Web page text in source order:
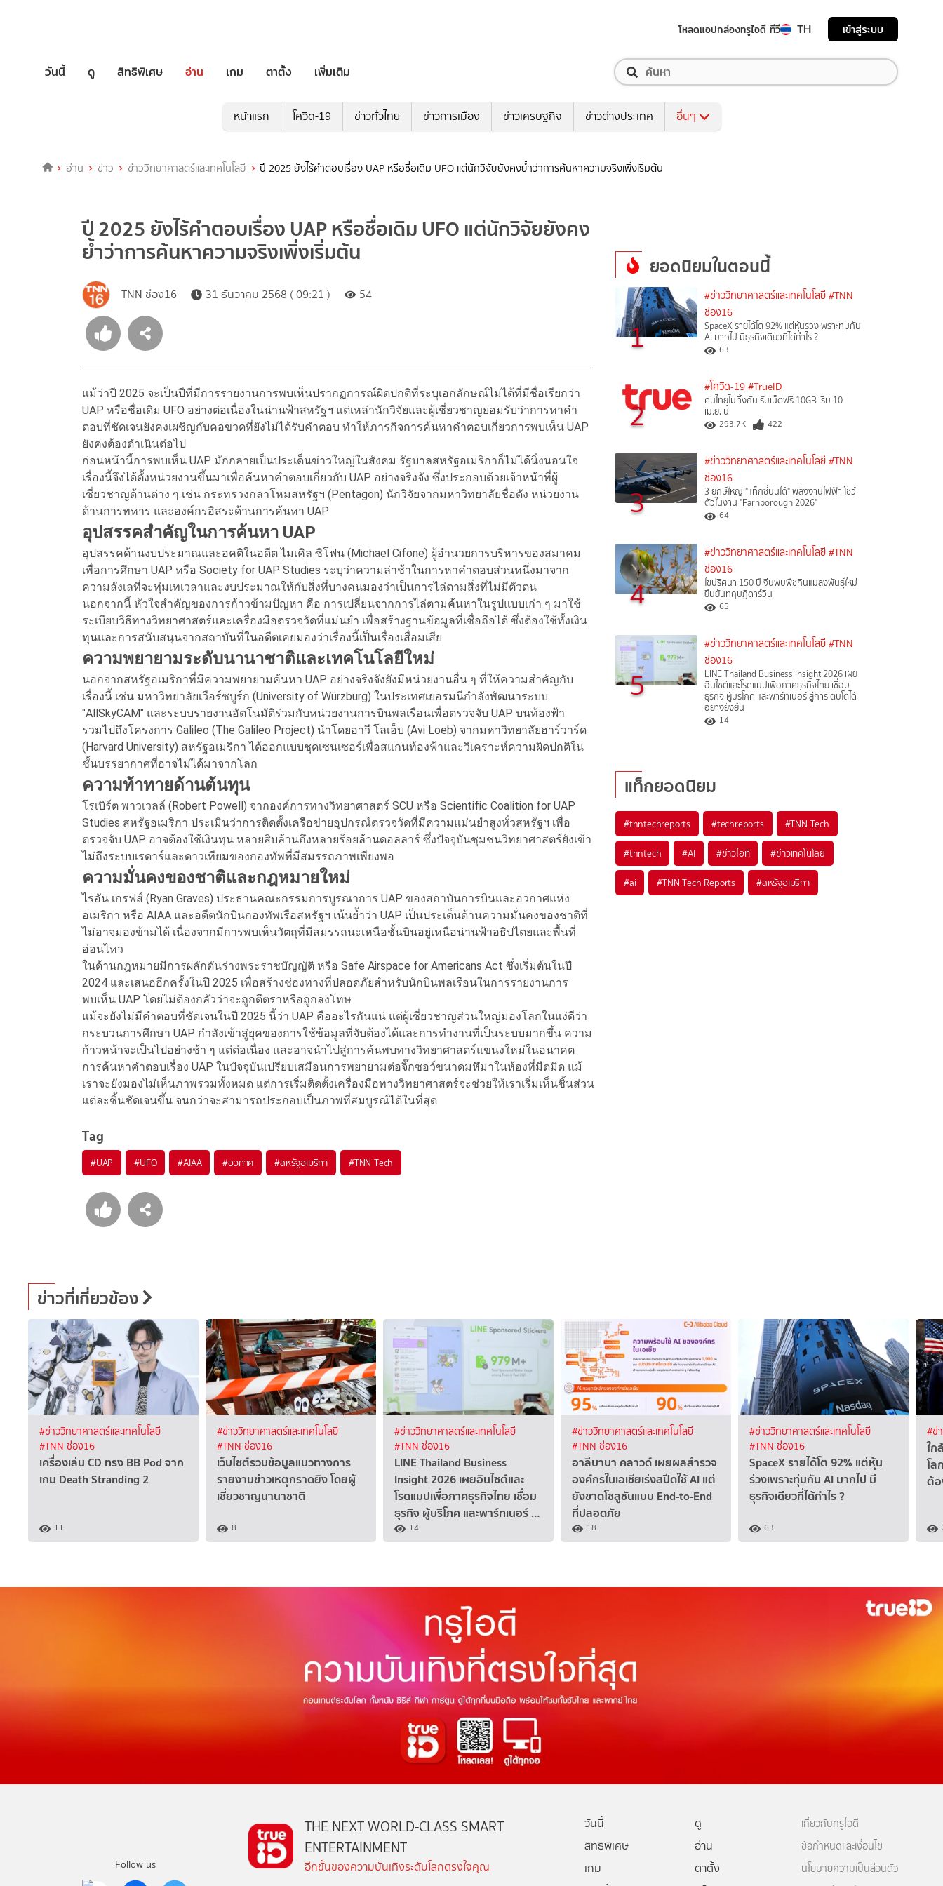
โหลดแอปกล่องทรูไอดี ทีวี TH เข้าสู่ระบบ
วันนี้ ดู สิทธิพิเศษ อ่าน เกม ตาตั้ง เพิ่มเติม
หน้าแรก โควิด-19 ข่าวทั่วไทย ข่าวการเมือง ข่าวเศรษฐกิจ ข่าวต่างประเทศ อื่นๆ
อ่าน ข่าว ข่าววิทยาศาสตร์และเทคโนโลยี ปี 2025 ยังไร้คำตอบเรื่อง UAP หรือชื่อเดิม UFO แต่นักวิจัยยังคงย้ำว่าการค้นหาความจริงเพิ่งเริ่มต้น
ปี 2025 ยังไร้คำตอบเรื่อง UAP หรือชื่อเดิม UFO แต่นักวิจัยยังคง
ย้ำว่าการค้นหาความจริงเพิ่งเริ่มต้น
TNN ช่อง16 31 ธันวาคม 2568 ( 09:21 ) 54
แม้ว่าปี 2025 จะเป็นปีที่มีการรายงานการพบเห็นปรากฏการณ์ผิดปกติที่ระบุเอกลักษณ์ไม่ได้ที่มีชื่อเรียกว่า
UAP หรือชื่อเดิม UFO อย่างต่อเนื่องในน่านฟ้าสหรัฐฯ แต่เหล่านักวิจัยและผู้เชี่ยวชาญยอมรับว่าการหาคำ
ตอบที่ชัดเจนยังคงเผชิญกับคอขวดที่ยังไม่ได้รับคำตอบ ทำให้ภารกิจการค้นหาคำตอบเกี่ยวการพบเห็น UAP
ยังคงต้องดำเนินต่อไป
ก่อนหน้านี้การพบเห็น UAP มักกลายเป็นประเด็นข่าวใหญ่ในสังคม รัฐบาลสหรัฐอเมริกาก็ไม่ได้นิ่งนอนใจ
เรื่องนี้จึงได้ตั้งหน่วยงานขึ้นมาเพื่อค้นหาคำตอบเกี่ยวกับ UAP อย่างจริงจัง ซึ่งประกอบด้วยเจ้าหน้าที่ผู้
เชี่ยวชาญด้านต่าง ๆ เช่น กระทรวงกลาโหมสหรัฐฯ (Pentagon) นักวิจัยจากมหาวิทยาลัยชื่อดัง หน่วยงาน
ด้านการทหาร และองค์กรอิสระด้านการค้นหา UAP
อุปสรรคสำคัญในการค้นหา UAP
อุปสรรคด้านงบประมาณและอคติในอดีต ไมเคิล ซิโฟน (Michael Cifone) ผู้อำนวยการบริหารของสมาคม
เพื่อการศึกษา UAP หรือ Society for UAP Studies ระบุว่าความล่าช้าในการหาคำตอบส่วนหนึ่งมาจาก
ความลังเลที่จะทุ่มเทเวลาและงบประมาณให้กับสิ่งที่บางคนมองว่าเป็นการไล่ตามสิ่งที่ไม่มีตัวตน
นอกจากนี้ หัวใจสำคัญของการก้าวข้ามปัญหา คือ การเปลี่ยนจากการไล่ตามค้นหาในรูปแบบเก่า ๆ มาใช้
ระเบียบวิธีทางวิทยาศาสตร์และเครื่องมือตรวจวัดที่แม่นยำ เพื่อสร้างฐานข้อมูลที่เชื่อถือได้ ซึ่งต้องใช้ทั้งเงิน
ทุนและการสนับสนุนจากสถาบันที่ในอดีตเคยมองว่าเรื่องนี้เป็นเรื่องเสื่อมเสีย
ความพยายามระดับนานาชาติและเทคโนโลยีใหม่
นอกจากสหรัฐอเมริกาที่มีความพยายามค้นหา UAP อย่างจริงจังยังมีหน่วยงานอื่น ๆ ที่ให้ความสำคัญกับ
เรื่องนี้ เช่น มหาวิทยาลัยเวือร์ซบูร์ก (University of Würzburg) ในประเทศเยอรมนีกำลังพัฒนาระบบ
"AllSkyCAM" และระบบรายงานอัตโนมัติร่วมกับหน่วยงานการบินพลเรือนเพื่อตรวจจับ UAP บนท้องฟ้า
รวมไปถึงโครงการ Galileo (The Galileo Project) นำโดยอาวี โลเอ็บ (Avi Loeb) จากมหาวิทยาลัยฮาร์วาร์ด
(Harvard University) สหรัฐอเมริกา ได้ออกแบบชุดเซนเซอร์เพื่อสแกนท้องฟ้าและวิเคราะห์ความผิดปกติใน
ชั้นบรรยากาศที่อาจไม่ได้มาจากโลก
ความท้าทายด้านต้นทุน
โรเบิร์ต พาวเวลล์ (Robert Powell) จากองค์การทางวิทยาศาสตร์ SCU หรือ Scientific Coalition for UAP
Studies สหรัฐอเมริกา ประเมินว่าการติดตั้งเครือข่ายอุปกรณ์ตรวจวัดที่มีความแม่นยำสูงทั่วสหรัฐฯ เพื่อ
ตรวจจับ UAP อาจต้องใช้เงินทุน หลายสิบล้านถึงหลายร้อยล้านดอลลาร์ ซึ่งปัจจุบันชุมชนวิทยาศาสตร์ยังเข้า
ไม่ถึงระบบเรดาร์และดาวเทียมของกองทัพที่มีสมรรถภาพเพียงพอ
ความมั่นคงของชาติและกฎหมายใหม่
ไรอัน เกรฟส์ (Ryan Graves) ประธานคณะกรรมการบูรณาการ UAP ของสถาบันการบินและอวกาศแห่ง
อเมริกา หรือ AIAA และอดีตนักบินกองทัพเรือสหรัฐฯ เน้นย้ำว่า UAP เป็นประเด็นด้านความมั่นคงของชาติที่
ไม่อาจมองข้ามได้ เนื่องจากมีการพบเห็นวัตถุที่มีสมรรถนะเหนือชั้นบินอยู่เหนือน่านฟ้าอธิปไตยและพื้นที่
อ่อนไหว
ในด้านกฎหมายมีการผลักดันร่างพระราชบัญญัติ หรือ Safe Airspace for Americans Act ซึ่งเริ่มต้นในปี
2024 และเสนออีกครั้งในปี 2025 เพื่อสร้างช่องทางที่ปลอดภัยสำหรับนักบินพลเรือนในการรายงานการ
พบเห็น UAP โดยไม่ต้องกลัวว่าจะถูกตีตราหรือถูกลงโทษ
แม้จะยังไม่มีคำตอบที่ชัดเจนในปี 2025 นี้ว่า UAP คืออะไรกันแน่ แต่ผู้เชี่ยวชาญส่วนใหญ่มองโลกในแง่ดีว่า
กระบวนการศึกษา UAP กำลังเข้าสู่ยุคของการใช้ข้อมูลที่จับต้องได้และการทำงานที่เป็นระบบมากขึ้น ความ
ก้าวหน้าจะเป็นไปอย่างช้า ๆ แต่ต่อเนื่อง และอาจนำไปสู่การค้นพบทางวิทยาศาสตร์แขนงใหม่ในอนาคต
การค้นหาคำตอบเรื่อง UAP ในปัจจุบันเปรียบเสมือนการพยายามต่อจิ๊กซอว์ขนาดมหึมาในห้องที่มืดมิด แม้
เราจะยังมองไม่เห็นภาพรวมทั้งหมด แต่การเริ่มติดตั้งเครื่องมือทางวิทยาศาสตร์จะช่วยให้เราเริ่มเห็นชิ้นส่วน
แต่ละชิ้นชัดเจนขึ้น จนกว่าจะสามารถประกอบเป็นภาพที่สมบูรณ์ได้ในที่สุด
Tag
#UAP #UFO #AIAA #อวกาศ #สหรัฐอเมริกา #TNN Tech
ยอดนิยมในตอนนี้
1
#ข่าววิทยาศาสตร์และเทคโนโลยี #TNN
ช่อง16
SpaceX รายได้โต 92% แต่หุ้นร่วงเพราะทุ่มกับ
AI มากไป มีธุรกิจเดียวที่ได้กำไร ?
63
2
#โควิด-19 #TrueID
คนไทยไม่ทิ้งกัน รับเน็ตฟรี 10GB เริ่ม 10
เม.ย. นี้
293.7K 422
3
#ข่าววิทยาศาสตร์และเทคโนโลยี #TNN
ช่อง16
3 ยักษ์ใหญ่ "แท็กซี่บินได้" พลังงานไฟฟ้า โชว์
ตัวในงาน "Farnborough 2026"
64
4
#ข่าววิทยาศาสตร์และเทคโนโลยี #TNN
ช่อง16
ไขปริศนา 150 ปี จีนพบพืชกินแมลงพันธุ์ใหม่
ยืนยันทฤษฎีดาร์วิน
65
5
#ข่าววิทยาศาสตร์และเทคโนโลยี #TNN
ช่อง16
LINE Thailand Business Insight 2026 เผย
อินไซต์และโรดแมปเพื่อภาคธุรกิจไทย เชื่อม
ธุรกิจ ผู้บริโภค และพาร์ทเนอร์ สู่การเติบโตได้
อย่างยั่งยืน
14
แท็กยอดนิยม
#tnntechreports #techreports #TNN Tech
#tnntech #AI #ข่าวไอที #ข่าวเทคโนโลยี
#ai #TNN Tech Reports #สหรัฐอเมริกา
ข่าวที่เกี่ยวข้อง
#ข่าววิทยาศาสตร์และเทคโนโลยี
#TNN ช่อง16
เครื่องเล่น CD ทรง BB Pod จาก
เกม Death Stranding 2
11
#ข่าววิทยาศาสตร์และเทคโนโลยี
#TNN ช่อง16
เว็บไซต์รวมข้อมูลแนวทางการ
รายงานข่าวเหตุกราดยิง โดยผู้
เชี่ยวชาญนานาชาติ
8
#ข่าววิทยาศาสตร์และเทคโนโลยี
#TNN ช่อง16
LINE Thailand Business
Insight 2026 เผยอินไซต์และ
โรดแมปเพื่อภาคธุรกิจไทย เชื่อม
ธุรกิจ ผู้บริโภค และพาร์ทเนอร์ …
14
#ข่าววิทยาศาสตร์และเทคโนโลยี
#TNN ช่อง16
อาลีบาบา คลาวด์ เผยผลสำรวจ
องค์กรในเอเชียเร่งสปีดใช้ AI แต่
ยังขาดโซลูชันแบบ End-to-End
ที่ปลอดภัย
18
#ข่าววิทยาศาสตร์และเทคโนโลยี
#TNN ช่อง16
SpaceX รายได้โต 92% แต่หุ้น
ร่วงเพราะทุ่มกับ AI มากไป มี
ธุรกิจเดียวที่ได้กำไร ?
63
#ข่
ใ
โล
ต้
Follow us
THE NEXT WORLD-CLASS SMART
ENTERTAINMENT
อีกขั้นของความบันเทิงระดับโลกตรงใจคุณ
วันนี้
ดู
สิทธิพิเศษ
อ่าน
เกม
ตาตั้ง
เกี่ยวกับทรูไอดี
ข้อกำหนดและเงื่อนไข
นโยบายความเป็นส่วนตัว